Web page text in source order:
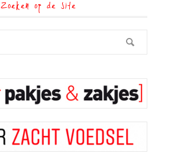
Zoeken op de site